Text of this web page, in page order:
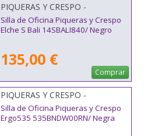
PIQUERAS Y CRESPO -
14SBALI840
Silla de Oficina Piqueras y Crespo
Elche S Bali 14SBALI840/ Negro
135,00 €
Comprar
PIQUERAS Y CRESPO -
535BNDW00RN
Silla de Oficina Piqueras y Crespo
Ergo535 535BNDW00RN/ Negra